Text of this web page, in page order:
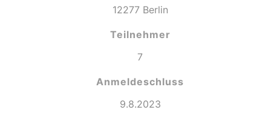
12277 Berlin
Teilnehmer
7
Anmeldeschluss
9.8.2023